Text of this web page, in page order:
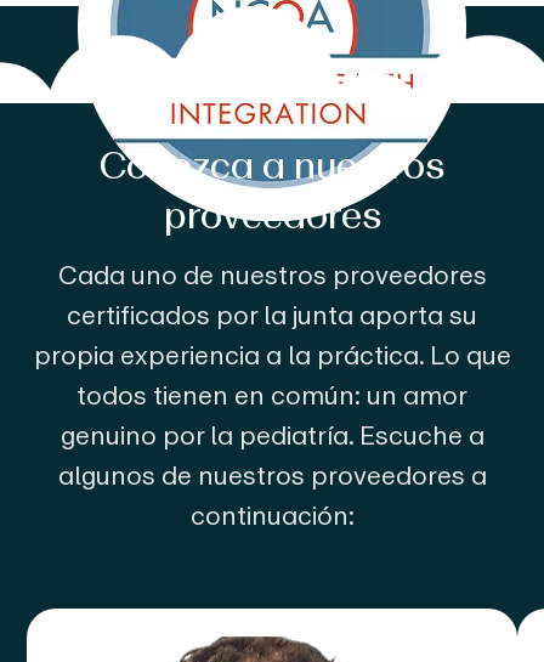
Conozca a nuestros
proveedores
Cada uno de nuestros proveedores
certificados por la junta aporta su
propia experiencia a la práctica. Lo que
todos tienen en común: un amor
genuino por la pediatría. Escuche a
algunos de nuestros proveedores a
continuación: